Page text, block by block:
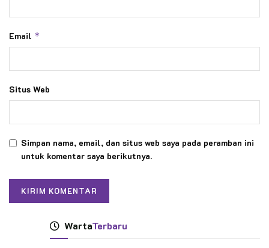
Email *
Situs Web
Simpan nama, email, dan situs web saya pada peramban ini
untuk komentar saya berikutnya.
WartaTerbaru